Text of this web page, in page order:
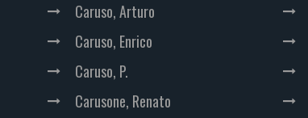
Caruso, Arturo
Caruso, Enrico
Caruso, P.
Carusone, Renato